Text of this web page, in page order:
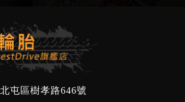
屯區樹孝路646號